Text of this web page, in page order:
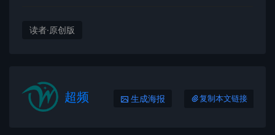
读者·原创版
超频 生成海报 复制本文链接